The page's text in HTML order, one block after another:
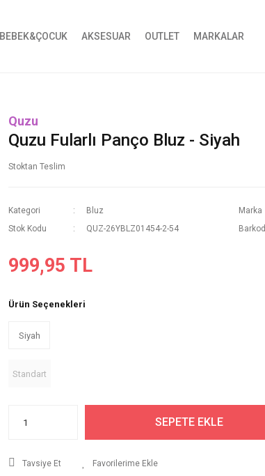
BEBEK&ÇOCUK AKSESUAR OUTLET MARKALAR
Quzu
Quzu Fularlı Panço Bluz - Siyah
Stoktan Teslim
Kategori Bluz Marka
Stok Kodu
QUZ-26YBLZ01454-2-54 Barkod
999,95 TL
Ürün Seçenekleri
Siyah
Standart
SEPETE EKLE
Tavsiye Et